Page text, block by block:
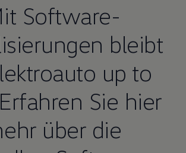
Software-
bleibt
up to
Sie hier
über die